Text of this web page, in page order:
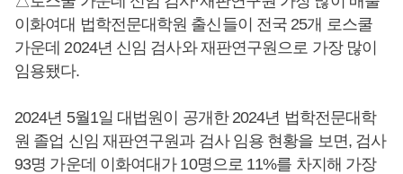
이화여대 법학전문대학원 출신들이 전국 25개 로스쿨
가운데 2024년 신임 검사와 재판연구원으로 가장 많이
임용됐다.
2024년 5월1일 대법원이 공개한 2024년 법학전문대학
원 졸업 신임 재판연구원과 검사 임용 현황을 보면, 검사
93명 가운데 이화여대가 10명으로 11%를 차지해 가장